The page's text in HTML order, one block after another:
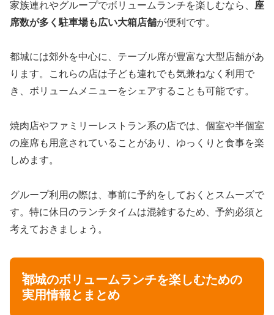
家族連れやグループでボリュームランチを楽しむなら、 座
席数が多く駐車場も広い大箱店舗が便利です。
都城には郊外を中心に、テーブル席が豊富な大型店舗があ
ります。これらの店は子ども連れでも気兼ねなく利用で
き、ボリュームメニューをシェアすることも可能です。
焼肉店やファミリーレストラン系の店では、個室や半個室
の座席も用意されていることがあり、ゆっくりと食事を楽
しめます。
グループ利用の際は、事前に予約をしておくとスムーズで
す。特に休日のランチタイムは混雑するため、予約必須と
考えておきましょう。
都城のボリュームランチを楽しむための
実用情報とまとめ